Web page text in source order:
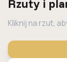
Rzuty i
Kliknij na rzut,